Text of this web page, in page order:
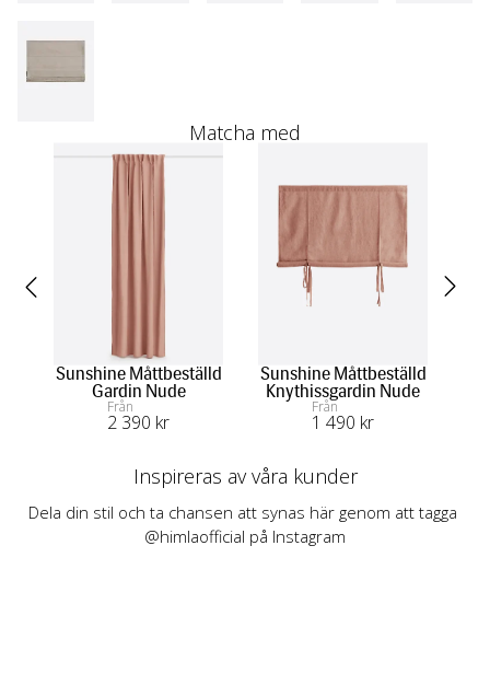
Matcha med
Sunshine Måttbeställd
Gardin Nude
Från
2 390 kr
Sunshine Måttbeställd
Knythissgardin Nude
Från
1 490 kr
Inspireras av våra kunder
Dela din stil och ta chansen att synas här genom att tagga
@himlaofficial på Instagram